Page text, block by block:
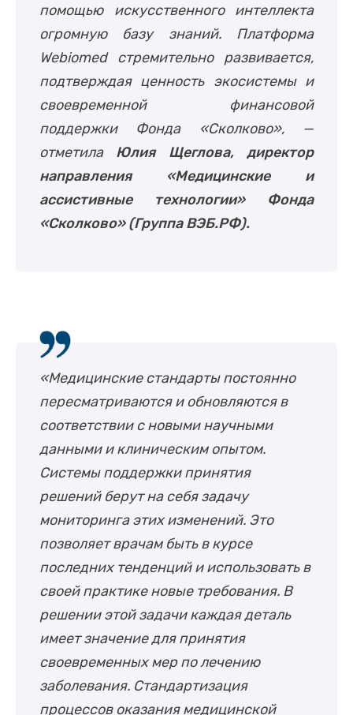
помощью искусственного интеллекта
огромную базу знаний. Платформа
Webiomed стремительно развивается,
подтверждая ценность экосистемы и
своевременной финансовой
поддержки Фонда «Сколково», —
отметила Юлия Щеглова, директор
направления «Медицинские и
ассистивные технологии» Фонда
«Сколково»(Группа ВЭБ.РФ).
«Медицинские стандарты постоянно
пересматриваются и обновляются в
соответствии с новыми научными
данными и клиническим опытом.
Системы поддержки принятия
решений берут на себя задачу
мониторинга этих изменений. Это
позволяет врачам быть в курсе
последних тенденций и использовать в
своей практике новые требования. В
решении этой задачи каждая деталь
имеет значение для принятия
своевременных мер по лечению
заболевания. Стандартизация
процессов оказания медицинской